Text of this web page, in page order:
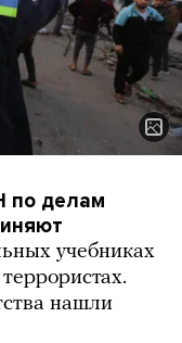
по делам
учебниках
нашли